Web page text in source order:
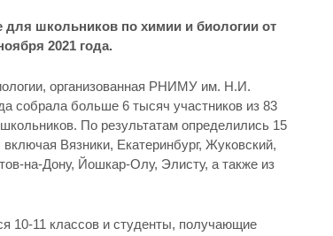
для школьников по химии и биологии от
2021 года.
организованная РНИМУ им. Н.И.
собрала больше 6 тысяч участников из 83
По результатам определились 15
Вязники, Екатеринбург, Жуковский,
на-Дону, Йошкар-Олу, Элисту, а также из
10-11 классов и студенты, получающие